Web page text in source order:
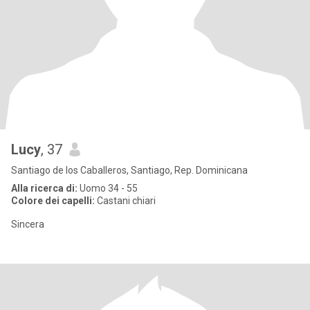
Lucy, 37
Santiago de los Caballeros, Santiago, Rep. Dominicana
Alla ricerca di: Uomo 34 - 55
Colore dei capelli: Castani chiari
Sincera